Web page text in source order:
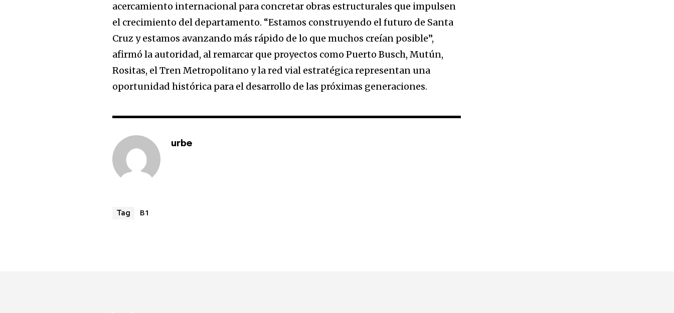
acercamiento internacional para concretar obras estructurales que impulsen
el crecimiento del departamento. “Estamos construyendo el futuro de Santa
Cruz y estamos avanzando más rápido de lo que muchos creían posible”,
afirmó la autoridad, al remarcar que proyectos como Puerto Busch, Mutún,
Rositas, el Tren Metropolitano y la red vial estratégica representan una
oportunidad histórica para el desarrollo de las próximas generaciones.
urbe
Tag B1